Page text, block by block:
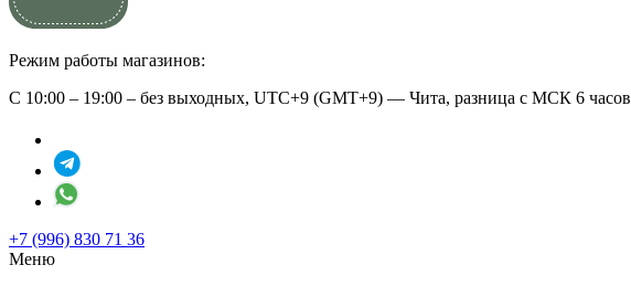
Режим работы магазинов:
С 10:00 – 19:00 – без выходных, UTC+9 (GMT+9) — Чита, разница с МСК 6 часов
+7 (996) 830 71 36
Меню